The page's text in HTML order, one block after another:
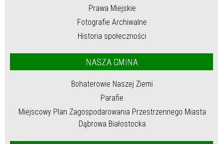
Prawa Miejskie
Fotografie Archiwalne
Historia społeczności
NASZA GMINA
Bohaterowie Naszej Ziemi
Parafie
Miejscowy Plan Zagospodarowania Przestrzennego Miasta
Dąbrowa Białostocka